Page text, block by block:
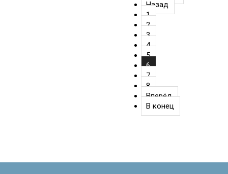
Назад
1
2
3
4
5
6
7
8
Вперёд
В конец